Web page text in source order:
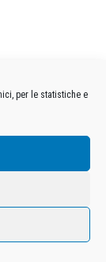
per le statistiche e